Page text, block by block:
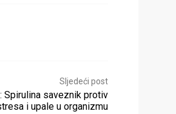
Sljedeći post
Spirulina saveznik protiv
i upale u organizmu